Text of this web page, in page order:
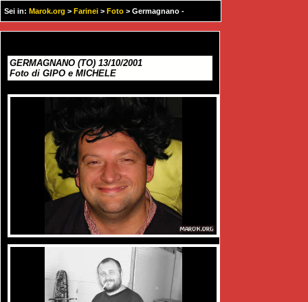
Sei in: Marok.org > Farinei > Foto > Germagnano -
13/10/2001
GERMAGNANO (TO) 13/10/2001
Foto di GIPO e MICHELE